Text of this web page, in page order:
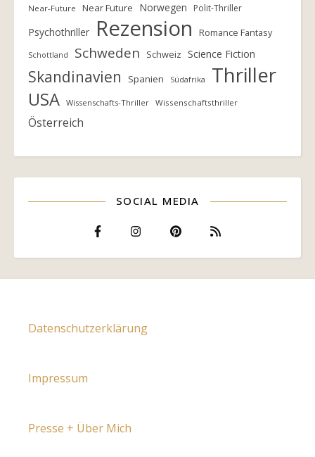
Near-Future Near Future Norwegen Polit-Thriller
Psychothriller Rezension Romance Fantasy
Schottland Schweden Schweiz Science Fiction
Skandinavien Spanien Südafrika Thriller
USA Wissenschafts-Thriller Wissenschaftsthriller
Österreich
SOCIAL MEDIA
Datenschutzerklärung
Impressum
Presse + Über Mich